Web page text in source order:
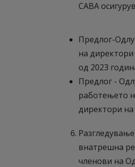
САВА
Предлог-
на
од 2023
Предлог -
работењето
директори
внатрешна
членови на